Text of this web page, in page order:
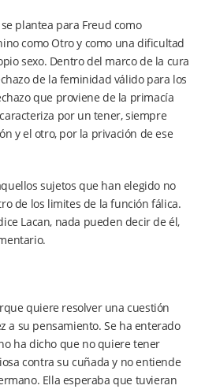
plantea para Freud como
como Otro y como una dificultad
sexo. Dentro del marco de la cura
de la feminidad válido para los
que proviene de la primacía
por un tener, siempre
y el otro, por la privación de ese
sujetos que han elegido no
de los limites de la función fálica.
Lacan, nada pueden decir de él,
quiere resolver una cuestión
a su pensamiento. Se ha enterado
ha dicho que no quiere tener
contra su cuñada y no entiende
Ella esperaba que tuvieran